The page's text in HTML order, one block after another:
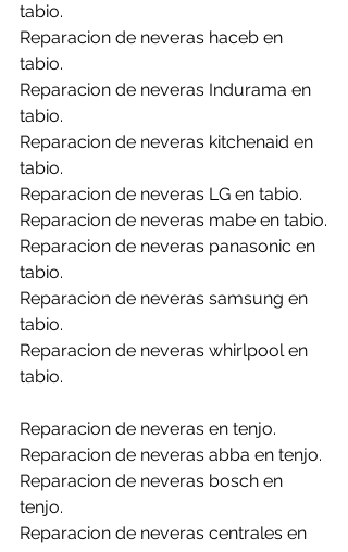
tabio.
Reparacion de neveras haceb en
tabio.
Reparacion de neveras Indurama en
tabio.
Reparacion de neveras kitchenaid en
tabio.
Reparacion de neveras LG en tabio.
Reparacion de neveras mabe en tabio.
Reparacion de neveras panasonic en
tabio.
Reparacion de neveras samsung en
tabio.
Reparacion de neveras whirlpool en
tabio.
Reparacion de neveras en tenjo.
Reparacion de neveras abba en tenjo.
Reparacion de neveras bosch en
tenjo.
Reparacion de neveras centrales en